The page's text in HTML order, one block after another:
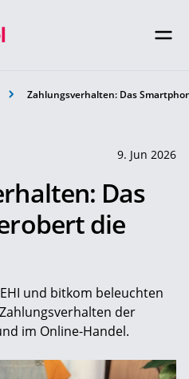
Zahlungsverhalten: Das
9. Jun 2026
Das
die
und bitkom beleuchten
der
im Online-Handel.